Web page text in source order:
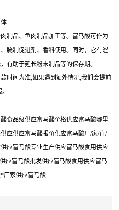
体
制品、鱼肉制品加工等。富马酸可作为
腌制促进剂、香料使用。同时，它有涩
有助于延长粉末制品等的保存期。
时间为准,如果遇到额外情况,我们会提前
食品级供应富马酸价格供应富马酸哪里
应供应富马酸报价供应富马酸厂/家/直/
应富马酸专业生产供应富马酸食用供应
应富马酸批发供应富马酸食用供应富马
厂家供应富马酸